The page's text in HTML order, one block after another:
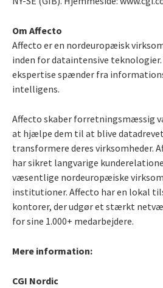
Om Affecto
Affecto er en nordeuropæisk
inden for dataintensive teknologier.
ekspertise spænder fra
intelligens.
Affecto skaber forretningsmæssig
at hjælpe dem til at blive
transformere deres virksomheder.
har sikret langvarige
væsentlige nordeuropæiske
institutioner. Affecto har en lokal
kontorer, der udgør et stærkt
for sine 1.000+ medarbejdere.
Mere information:
CGI Nordic